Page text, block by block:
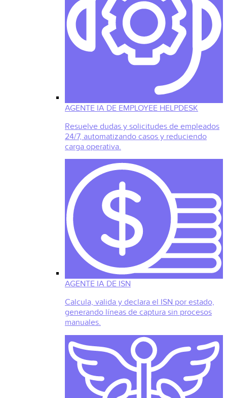
AGENTE IA DE EMPLOYEE HELPDESK
Resuelve dudas y solicitudes de empleados
24/7, automatizando casos y reduciendo
carga operativa.
AGENTE IA DE ISN
Calcula, valida y declara el ISN por estado,
generando líneas de captura sin procesos
manuales.